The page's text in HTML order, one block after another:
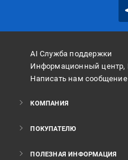
AI Служба поддержки
Информационный центр,
Написать нам сообщение
КОМПАНИЯ
ПОКУПАТЕЛЮ
ПОЛЕЗНАЯ ИНФОРМАЦИЯ